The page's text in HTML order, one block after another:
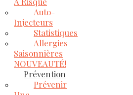
Auto-
Injecteurs
Statistiques
Allergies
Saisonnières
NOUVEAUTÉ!
Prévention
Prévenir